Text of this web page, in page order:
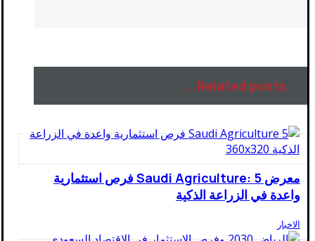
Related posts...
معرض Saudi Agriculture: 5 فرص استثمارية
واعدة في الزراعة الذكية
الاخبار